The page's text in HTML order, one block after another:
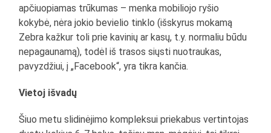
apčiuopiamas trūkumas – menka mobiliojo ryšio
kokybė, nėra jokio bevielio tinklo (išskyrus mokamą
Zebra kažkur toli prie kavinių ar kasų, t.y. normaliu būdu
nepagaunamą), todėl iš trasos siųsti nuotraukas,
pavyzdžiui, į „Facebook“, yra tikra kančia.
Vietoj išvadų
Šiuo metu slidinėjimo kompleksui priekabus vertintojas